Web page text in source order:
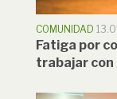
COMUNIDAD
Fatiga por
trabajar con